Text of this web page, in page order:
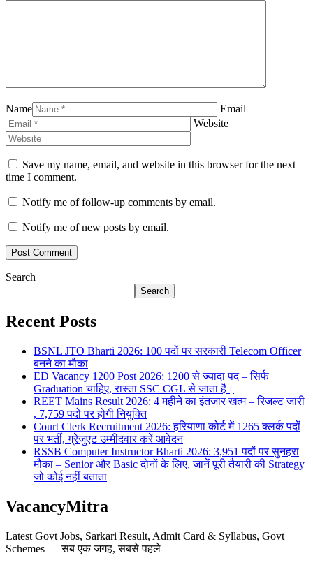
Name
Email
Website
Save my name, email, and website in this browser for the next
time I comment.
Notify me of follow-up comments by email.
Notify me of new posts by email.
Search
Search
Recent Posts
BSNL JTO Bharti 2026: 100 पदों पर सरकारी Telecom Officer
बनने का मौका
ED Vacancy 1200 Post 2026: 1200 से ज्यादा पद – सिर्फ
Graduation चाहिए, रास्ता SSC CGL से जाता है।
REET Mains Result 2026: 4 महीने का इंतजार खत्म – रिजल्ट जारी
, 7,759 पदों पर होगी नियुक्ति
Court Clerk Recruitment 2026: हरियाणा कोर्ट में 1265 क्लर्क पदों
पर भर्ती, ग्रेजुएट उम्मीदवार करें आवेदन
RSSB Computer Instructor Bharti 2026: 3,951 पदों पर सुनहरा
मौका – Senior और Basic दोनों के लिए, जानें पूरी तैयारी की Strategy
जो कोई नहीं बताता
VacancyMitra
Latest Govt Jobs, Sarkari Result, Admit Card & Syllabus, Govt
Schemes — सब एक जगह, सबसे पहले